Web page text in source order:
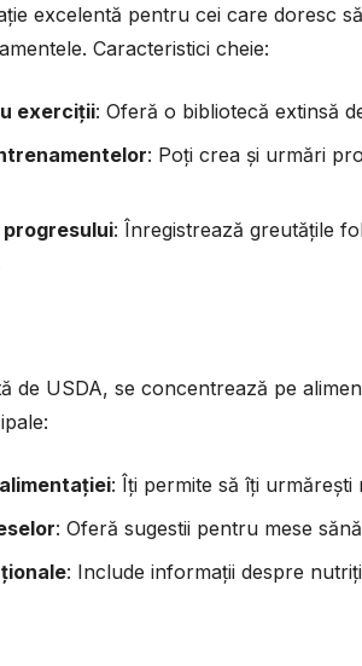
excelentă pentru cei care doresc
Caracteristici cheie:
exerciții: Oferă o bibliotecă extinsă
: Poți crea și urmări
: Înregistrează greutățile
de USDA, se concentrează pe
: Îți permite să îți urmărești
: Oferă sugestii pentru mese
: Include informații despre